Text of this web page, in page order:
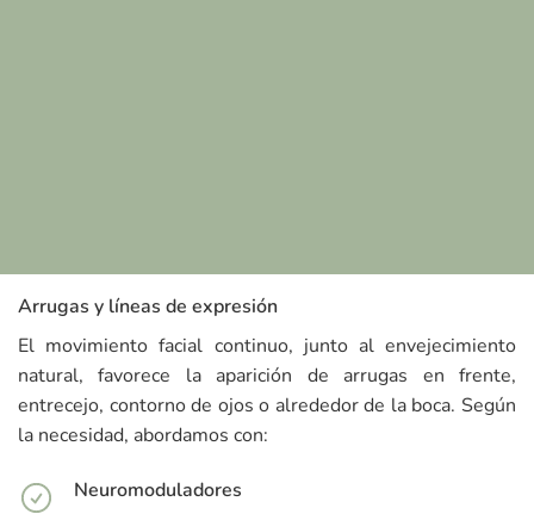
Arrugas y líneas de expresión
El movimiento facial continuo, junto al envejecimiento
natural, favorece la aparición de arrugas en frente,
entrecejo, contorno de ojos o alrededor de la boca. Según
la necesidad, abordamos con:
Neuromoduladores